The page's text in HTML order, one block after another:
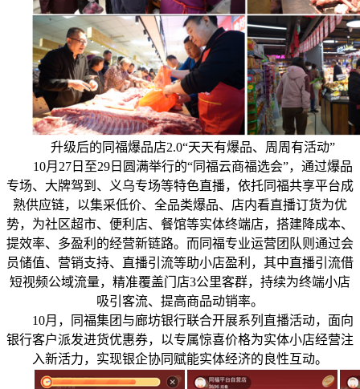
升级后的同福爆品店2.0“天天有爆品、周周有活动”
10月27日至29日圆满举行的“同福云商福选会”，通过爆品
专场、大牌驾到、义乌专场等特色直播，依托同福共享平台成
熟供应链，以集采低价、全品类爆品、店内看直播订货为优
势，为社区超市、便利店、餐馆等实体终端店，搭建降成本、
提效率、多盈利的经营新链路。而同福专业运营团队则通过会
员储值、营销支持、直播引流等助小店盈利，其中直播引流借
短视频公域流量，精准覆盖门店3公里客群，持续为终端小店
吸引客流、提高商品动销率。
10月，同福集团与廊坊银行联合开展系列直播活动，面向
银行客户派发进货优惠券，以专属惊喜价格为实体小店经营注
入新活力，实现银企协同赋能实体经济的良性互动。